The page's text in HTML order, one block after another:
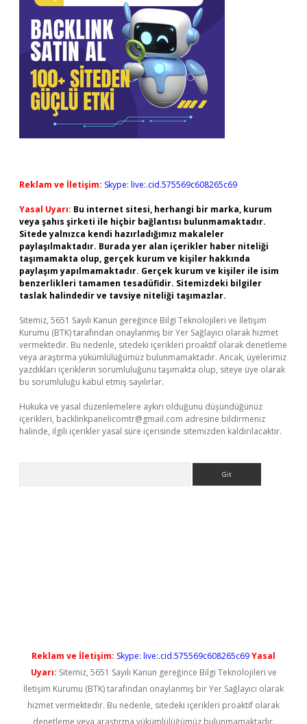
Reklam ve İletişim: Skype: live:.cid.575569c608265c69
Yasal Uyarı: Bu internet sitesi, herhangi bir marka, kurum
veya şahıs şirketi ile hiçbir bağlantısı bulunmamaktadır.
Sitede yalnızca kendi hazırladığımız makaleler
paylaşılmaktadır. Burada yer alan içerikler haber niteliği
taşımamakta olup, gerçek kurum ve kişiler hakkında
paylaşım yapılmamaktadır. Gerçek kurum ve kişiler ile isim
benzerlikleri tamamen tesadüfidir. Sitemizdeki bilgiler
taslak halindedir ve tavsiye niteliği taşımazlar.
Sitemiz, 5651 Sayılı Kanun gereğince Bilgi Teknolojileri ve İletişim
Kurumu (BTK) tarafından onaylanmış bir Yer Sağlayıcı olarak hizmet
vermektedir. Bu nedenle, sitedeki içerikleri proaktif olarak denetleme
veya araştırma yükümlülüğümüz bulunmamaktadır. Ancak, üyelerimiz
yazdıkları içeriklerin sorumluluğunu taşımakta olup, siteye üye olarak
bu sorumluluğu kabul etmiş sayılırlar.
Hukuka ve yasal düzenlemelere aykırı olduğunu düşündüğünüz
içerikleri, backlinkpanelicomtr@gmail.com adresine bildirmeniz
halinde, ilgili içerikler yasal süre içerisinde sitemizden kaldırılacaktır.
Reklam ve İletişim: Skype: live:.cid.575569c608265c69Yasal
Uyarı: Sitemiz, 5651 Sayılı Kanun gereğince Bilgi Teknolojileri ve
İletişim Kurumu (BTK) tarafından onaylanmış bir Yer Sağlayıcı olarak
hizmet vermektedir. Bu nedenle, sitedeki içerikleri proaktif olarak
denetleme veya araştırma yükümlülüğümüz bulunmamaktadır.